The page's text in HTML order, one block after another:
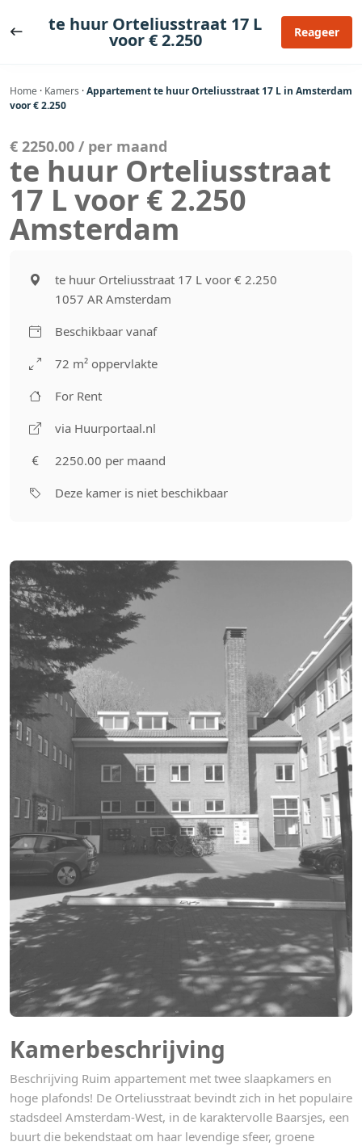
naar
te huur Orteliusstraat 17 L
voor € 2.250 Reageer
Home · Kamers ·Appartement te huur Orteliusstraat 17 L in Amsterdam
voor € 2.250
Kamerbeschrijving
Beschrijving Ruim appartement met twee slaapkamers en
hoge plafonds! De Orteliusstraat bevindt zich in het populaire
stadsdeel Amsterdam-West, in de karaktervolle Baarsjes, een
buurt die bekendstaat om haar levendige sfeer, groene
€ 2250.00 / per maand
te huur Orteliusstraat
17 L voor € 2.250
Amsterdam
te huur Orteliusstraat 17 L voor € 2.250
1057 AR Amsterdam
Beschikbaar vanaf
72 m² oppervlakte
For Rent
via Huurportaal.nl
2250.00 per maand
Deze kamer is niet beschikbaar